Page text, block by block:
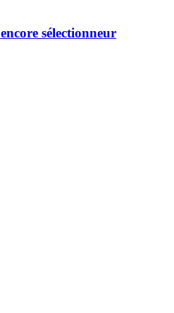
sélectionneur